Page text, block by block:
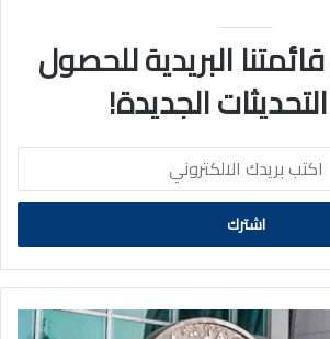
البريدية للحصول
الجديدة!